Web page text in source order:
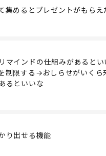
集めるとプレゼントがもらえ
マインドの仕組みがあるとい
制限する→おしらせがいくら
るといいな
り出せる機能